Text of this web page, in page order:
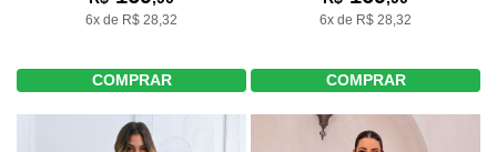
6x de R$ 28,32
COMPRAR
6x de R$ 28,32
COMPRAR